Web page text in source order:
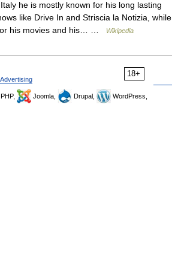
he is mostly known for his long lasting
like Drive In and Striscia la Notizia, while
his movies and his… …
Wikipedia
18+
Advertising
Joomla, Drupal,
WordPress,